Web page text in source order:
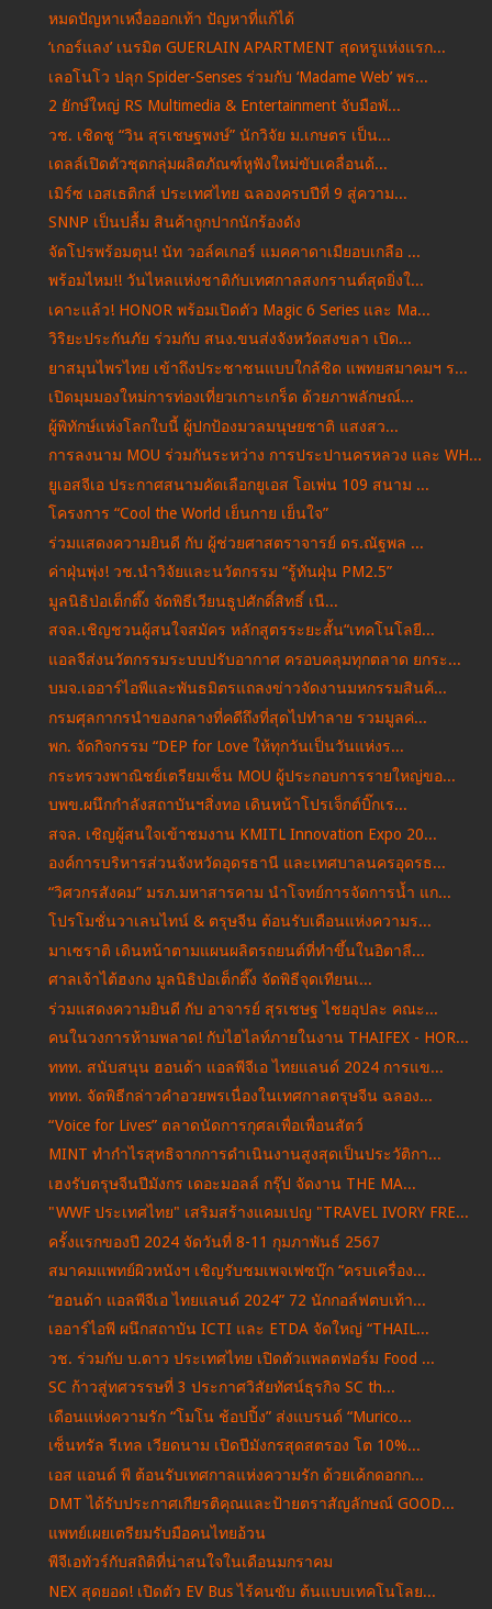
หมดปัญหาเหงื่อออกเท้า ปัญหาที่แก้ได้
‘เกอร์แลง’ เนรมิต GUERLAIN APARTMENT สุดหรูแห่งแรก...
เลอโนโว ปลุก Spider-Senses ร่วมกับ ‘Madame Web’ พร...
2 ยักษ์ใหญ่ RS Multimedia & Entertainment จับมือพั...
วช. เชิดชู “วิน สุรเชษฐพงษ์” นักวิจัย ม.เกษตร เป็น...
เดลล์เปิดตัวชุดกลุ่มผลิตภัณฑ์หูฟังใหม่ขับเคลื่อนด้...
เมิร์ซ เอสเธติกส์ ประเทศไทย ฉลองครบปีที่ 9 สู่ความ...
SNNP เป็นปลื้ม สินค้าถูกปากนักร้องดัง
จัดโปรพร้อมตุน! นัท วอล์คเกอร์ แมคคาดาเมียอบเกลือ ...
พร้อมไหม!! วันไหลแห่งชาติกับเทศกาลสงกรานต์สุดยิ่งใ...
เคาะแล้ว! HONOR พร้อมเปิดตัว Magic 6 Series และ Ma...
วิริยะประกันภัย ร่วมกับ สนง.ขนส่งจังหวัดสงขลา เปิด...
ยาสมุนไพรไทย เข้าถึงประชาชนแบบใกล้ชิด แพทยสมาคมฯ ร...
เปิดมุมมองใหม่การท่องเที่ยวเกาะเกร็ด ด้วยภาพลักษณ์...
ผู้พิทักษ์แห่งโลกใบนี้ ผู้ปกป้องมวลมนุษยชาติ แสงสว...
การลงนาม MOU ร่วมกันระหว่าง การประปานครหลวง และ WH...
ยูเอสจีเอ ประกาศสนามคัดเลือกยูเอส โอเพ่น 109 สนาม ...
โครงการ “Cool the World เย็นกาย เย็นใจ”
ร่วมแสดงความยินดี กับ ผู้ช่วยศาสตราจารย์ ดร.ณัฐพล ...
ค่าฝุ่นพุ่ง! วช.นำวิจัยและนวัตกรรม “รู้ทันฝุ่น PM2.5”
มูลนิธิป่อเต็กตึ๊ง จัดพิธีเวียนธูปศักดิ์สิทธิ์ เนื...
สจล.เชิญชวนผู้สนใจสมัคร หลักสูตรระยะสั้น“เทคโนโลยี...
แอลจีส่งนวัตกรรมระบบปรับอากาศ ครอบคลุมทุกตลาด ยกระ...
บมจ.เออาร์ไอพีและพันธมิตรแถลงข่าวจัดงานมหกรรมสินค้...
กรมศุลกากรนำของกลางที่คดีถึงที่สุดไปทำลาย รวมมูลค่...
พก. จัดกิจกรรม “DEP for Love ให้ทุกวันเป็นวันแห่งร...
กระทรวงพาณิชย์เตรียมเซ็น MOU ผู้ประกอบการรายใหญ่ขอ...
บพข.ผนึกกำลังสถาบันฯสิ่งทอ เดินหน้าโปรเจ็กต์บิ๊กเร...
สจล. เชิญผู้สนใจเข้าชมงาน KMITL Innovation Expo 20...
องค์การบริหารส่วนจังหวัดอุดรธานี และเทศบาลนครอุดรธ...
“วิศวกรสังคม” มรภ.มหาสารคาม นำโจทย์การจัดการน้ำ แก...
โปรโมชั่นวาเลนไทน์ & ตรุษจีน ต้อนรับเดือนแห่งความร...
มาเซราติ เดินหน้าตามแผนผลิตรถยนต์ที่ทำขึ้นในอิตาลี...
ศาลเจ้าไต้ฮงกง มูลนิธิป่อเต็กตึ๊ง จัดพิธีจุดเทียนเ...
ร่วมแสดงความยินดี กับ อาจารย์ สุรเชษฐ ไชยอุปละ คณะ...
คนในวงการห้ามพลาด! กับไฮไลท์ภายในงาน THAIFEX - HOR...
ททท. สนับสนุน ฮอนด้า แอลพีจีเอ ไทยแลนด์ 2024 การแข...
ททท. จัดพิธีกล่าวคำอวยพรเนื่องในเทศกาลตรุษจีน ฉลอง...
“Voice for Lives” ตลาดนัดการกุศลเพื่อเพื่อนสัตว์
MINT ทำกำไรสุทธิจากการดำเนินงานสูงสุดเป็นประวัติกา...
เฮงรับตรุษจีนปีมังกร เดอะมอลล์ กรุ๊ป จัดงาน THE MA...
"WWF ประเทศไทย" เสริมสร้างแคมเปญ "TRAVEL IVORY FRE...
ครั้งแรกของปี 2024 จัดวันที่ 8-11 กุมภาพันธ์ 2567
สมาคมแพทย์ผิวหนังฯ เชิญรับชมเพจเฟซบุ๊ก “ครบเครื่อง...
“ฮอนด้า แอลพีจีเอ ไทยแลนด์ 2024” 72 นักกอล์ฟตบเท้า...
เออาร์ไอพี ผนึกสถาบัน ICTI และ ETDA จัดใหญ่ “THAIL...
วช. ร่วมกับ บ.ดาว ประเทศไทย เปิดตัวแพลตฟอร์ม Food ...
SC ก้าวสู่ทศวรรษที่ 3 ประกาศวิสัยทัศน์ธุรกิจ SC th...
เดือนแห่งความรัก “โมโน ช้อปปิ้ง” ส่งแบรนด์ “Murico...
เซ็นทรัล รีเทล เวียดนาม เปิดปีมังกรสุดสตรอง โต 10%...
เอส แอนด์ พี ต้อนรับเทศกาลแห่งความรัก ด้วยเค้กดอกก...
DMT ได้รับประกาศเกียรติคุณและป้ายตราสัญลักษณ์ GOOD...
แพทย์เผยเตรียมรับมือคนไทยอ้วน
พีจีเอทัวร์กับสถิติที่น่าสนใจในเดือนมกราคม
NEX สุดยอด! เปิดตัว EV Bus ไร้คนขับ ต้นแบบเทคโนโลย...